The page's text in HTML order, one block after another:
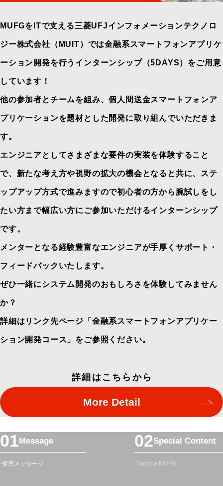
MUFGをITで支える三菱UFJインフォメーションテクノロ
ジー株式会社（MUIT）では金融系スマートフォンアプリケ
ーション開発を行うインターンシップ（5DAYS）をご用意
しています！
他の参加者とチームを組み、個人間送金スマートフォンア
プリケーションを題材とした開発に取り組んでいただきま
す。
エンジニアとしてさまざまな要件の実装を体験すること
で、新たな考え方や視野の拡大の機会となると共に、ステ
ップアップ方式で進みますので初心者の方から腕試しをし
たい方まで幅広い方にご参加いただけるインターンシップ
です。
メンターとなる経験豊富なエンジニアが手厚くサポート・
フィードバックいたします。
ぜひ一緒にシステム開発のおもしろさを体験してみません
か？
詳細はリンク先ページ「金融系スマートフォンアプリケー
ション開発コース」をご参照ください。
詳細はこちらから
More Detail
フ
タ
Message
採用メッセージ
Special Content
Outside MUFG